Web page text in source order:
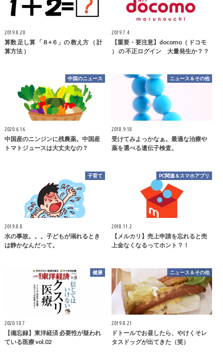
2019.8.20
算数 足し算 「８+６」の 教え方 （ 計
算方法 ）
2019.7.4
【重要・要注意】docomo（ ドコモ
） の 不正ログイン 大量発生か？？
中国のニュース
2020.6.16
中国産のニンジンに残農薬。中国産
トマトジュースは大丈夫なの？
ニュース＆その他
2018.9.18
受けてみよっかなぁ。最適な治療や
薬を選べる遺伝子検査。
子育て
2019.8.8
水の事故。。。子どもが溺れるとき
は静かなんだって。
PC関連＆スマホアプリ
2018.11.2
【メルカリ】売上申請を忘れると売
上金なくなるってホント？！
健康
2020.10.7
【備忘録】東洋経済 必要性が疑われ
ている医療 vol.02
ニュース＆その他
2019.8.21
ドトールでお昼したら、やけくそレ
タスドッグが出てきた（笑）